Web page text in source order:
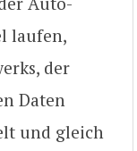
laufen,
der
Daten
und gleich